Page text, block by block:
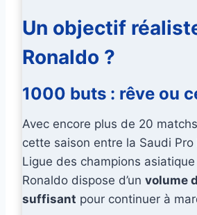
Un objectif
Ronaldo ?
1000 buts : rêve ou
Avec encore plus de 20
cette saison entre la Saudi
Ligue des champions
Ronaldo dispose d’un volume
suffisant pour continuer à